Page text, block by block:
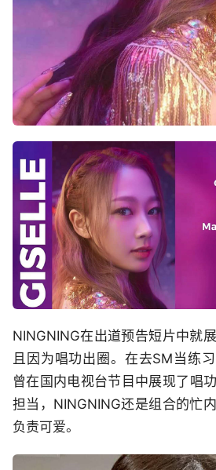
NINGNING在出道预告短片中就
且因为唱功出圈。在去SM当练
曾在国内电视台节目中展现了唱
担当，NINGNING还是组合的忙
负责可爱。